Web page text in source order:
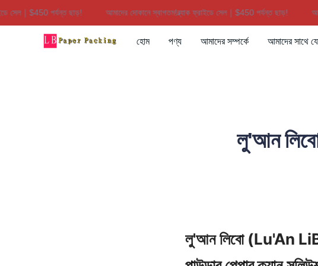
｜$450 পর্যন্ত ছাড়! আমাদের দোকানে স্বাগতম!ব্ল্যাক ফ্রাইডে সেল｜$450 পর্যন্ত ছাড়!
হোম পণ্য আমাদের সম্পর্কে আমাদের সাথে
লু'আন
লু'আন লিবো (Lu'An LiBo)